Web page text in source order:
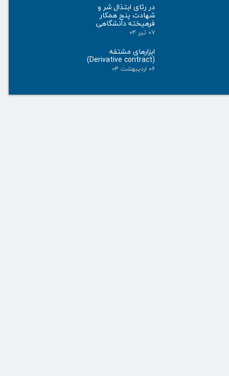
در رثای ابتذال شر و
شهادت پنج همکار
فرهیخته دانشگاهی
۰۷ تیر ۰۴
ابزارهای مشتقه
(Derivative contract)
۰۶ اردیبهشت ۰۴